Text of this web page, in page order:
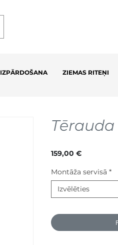
IZPĀRDOŠANA ZIEMAS RITEŅI
Tērauda
159,00 €Cena
Montāža servisā *
Izvēlēties